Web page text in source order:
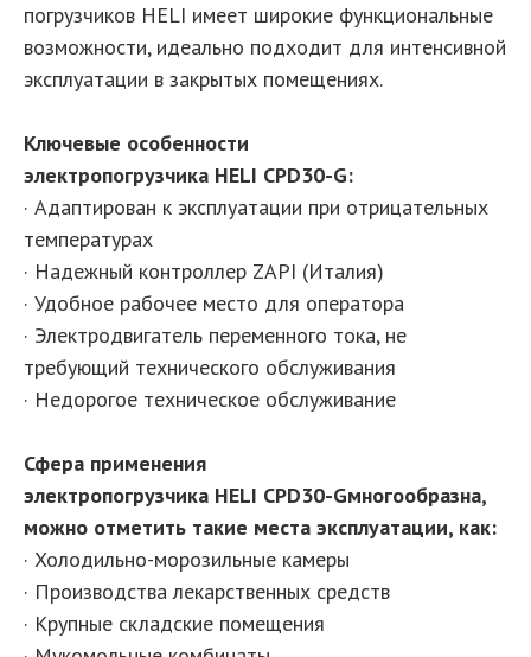
погрузчиков HELI имеет широкие функциональные
возможности, идеально подходит для интенсивной
эксплуатации в закрытых помещениях.
Ключевые особенности
электропогрузчика HELI CPD30-G:
· Адаптирован к эксплуатации при отрицательных
температурах
· Надежный контроллер ZAPI (Италия)
· Удобное рабочее место для оператора
· Электродвигатель переменного тока, не
требующий технического обслуживания
· Недорогое техническое обслуживание
Сфера применения
электропогрузчика HELI CPD30-Gмногообразна,
можно отметить такие места эксплуатации, как:
· Холодильно-морозильные камеры
· Производства лекарственных средств
· Крупные складские помещения